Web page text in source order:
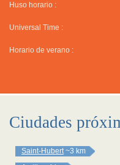
Huso horario :
Universal Time :
Horario de verano :
Ciudades
Saint-Hubert ~3 km